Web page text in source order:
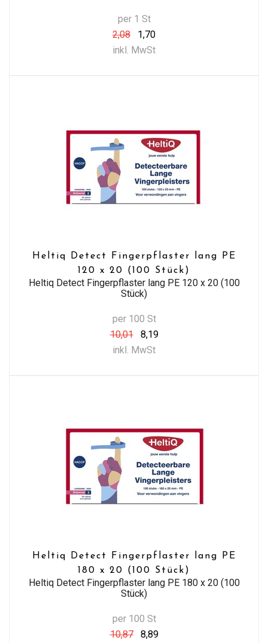
per 1 St
2,08
1,70
inkl. MwSt
Heltiq Detect Fingerpflaster lang PE
120 x 20 (100 Stück)
Heltiq Detect Fingerpflaster lang PE 120 x 20 (100
Stück)
per 100 St
10,01
8,19
inkl. MwSt
Heltiq Detect Fingerpflaster lang PE
180 x 20 (100 Stück)
Heltiq Detect Fingerpflaster lang PE 180 x 20 (100
Stück)
per 100 St
10,87
8,89